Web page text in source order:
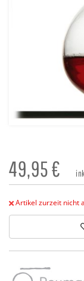
49,95€
Artikel zurzeit nicht